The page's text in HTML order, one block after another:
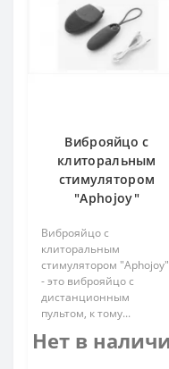
Виброяйцо с
клиторальным
стимулятором
"Aphojoy"
Виброяйцо с
клиторальным
стимулятором "Aphojoy"
- это виброяйцо с
дистанционным
пультом, к тому...
Нет в